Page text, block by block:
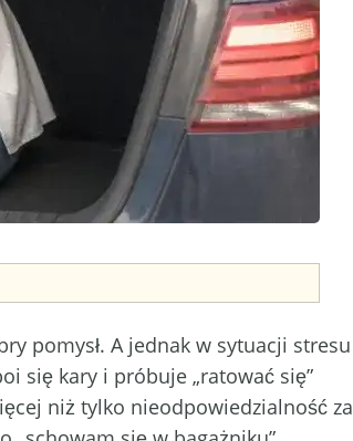
pomysł. A jednak w sytuacji stresu
się kary i próbuje „ratować się”
niż tylko nieodpowiedzialność za